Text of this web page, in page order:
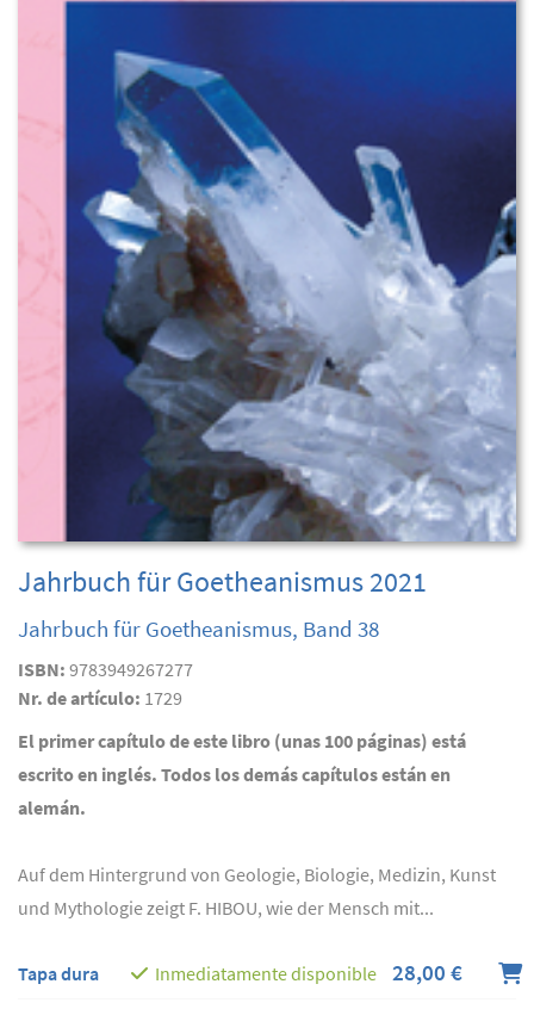
Jahrbuch für Goetheanismus 2021
Jahrbuch für Goetheanismus, Band 38
ISBN: 9783949267277
Nr. de artículo: 1729
El primer capítulo de este libro (unas 100 páginas) está
escrito en inglés. Todos los demás capítulos están en
alemán.
Auf dem Hintergrund von Geologie, Biologie, Medizin, Kunst
und Mythologie zeigt F. HIBOU, wie der Mensch mit...
Tapa dura Inmediatamente disponible 28,00 €